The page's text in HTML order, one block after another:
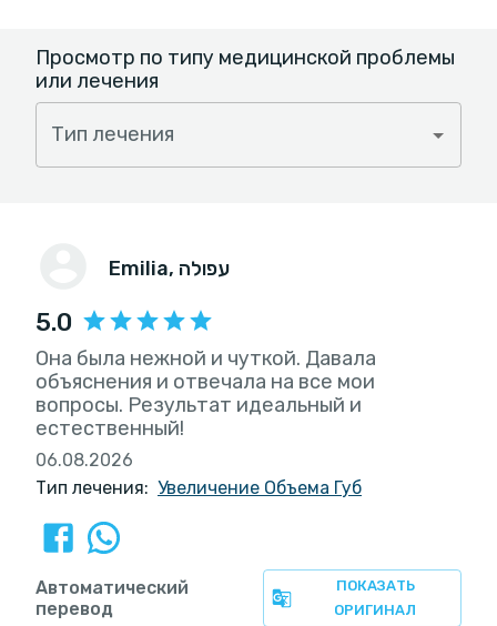
Просмотр по типу медицинской проблемы
или лечения
Тип лечения
Emilia , עפולה
5.0
Она была нежной и чуткой. Давала
объяснения и отвечала на все мои
вопросы. Результат идеальный и
естественный!
06.08.2026
Тип лечения: Увеличение Объема Губ
ПОКАЗАТЬ
ОРИГИНАЛ
Автоматический
перевод